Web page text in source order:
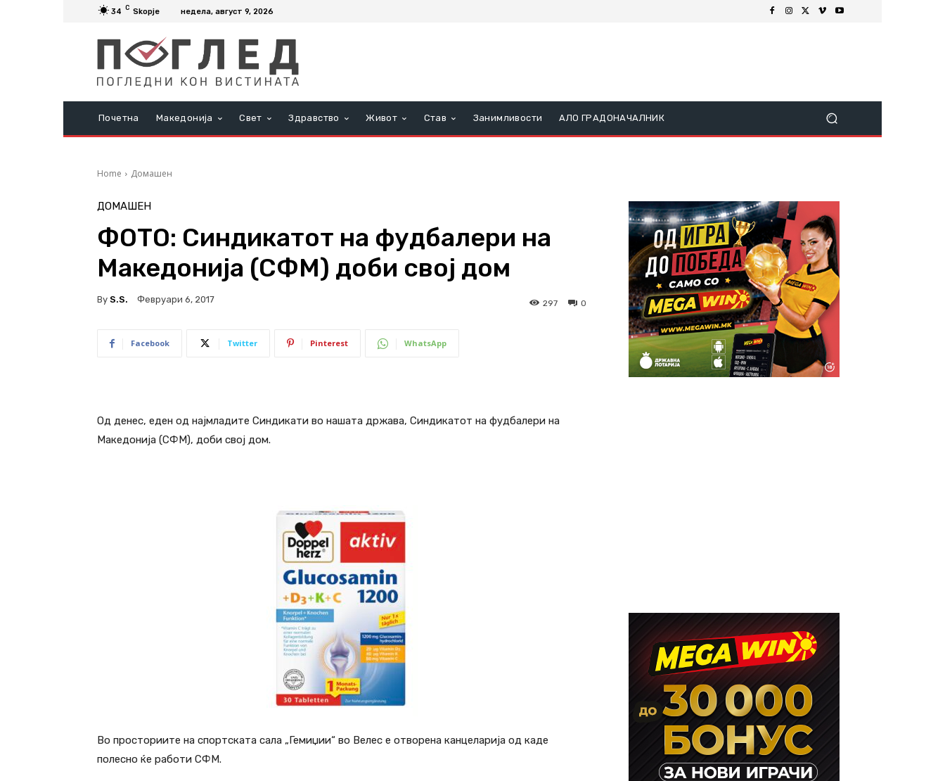
34 C Skopje недела, август 9, 2026
Почетна Македонија Свет Здравство Живот Став Занимливости АЛО ГРАДОНАЧАЛНИК
Home Домашен
ДОМАШЕН
ФОТО: Синдикатот на фудбалери на
Македонија (СФМ) доби свој дом
By S.s. Февруари 6, 2017 0
297
Facebook Twitter Pinterest WhatsApp
Од денес, еден од најмладите Синдикати во нашата држава, Синдикатот на фудбалери на
Македонија (СФМ), доби свој дом.
Во просториите на спортската сала „Гемиџии“ во Велес е отворена канцеларија од каде
полесно ќе работи СФМ.